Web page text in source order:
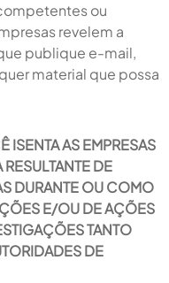
ou
revelem a
publique e-mail,
material que possa
ISENTA AS EMPRESAS
DE
DURANTE OU COMO
E/OU DE AÇÕES
TANTO
DE